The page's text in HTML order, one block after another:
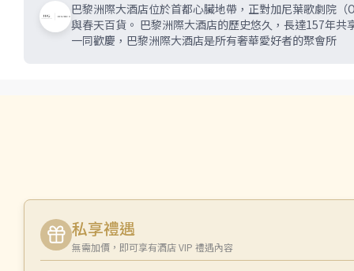
巴黎洲際大酒店位於首都心臟地帶，正對加尼葉歌劇院
與春天百貨。 巴黎洲際大酒店的歷史悠久，長達157年共享巴黎人的生活，永遠與法國歷史的節奏同步，帶給來自世界各地的訪客愉悅時光，激發藝術家的靈感，與得勝者
一同歡慶，巴黎洲際大酒店是所有奢華愛好者的聚會所
私享禮遇
無需加價，即可享有酒店 VIP 禮遇內容